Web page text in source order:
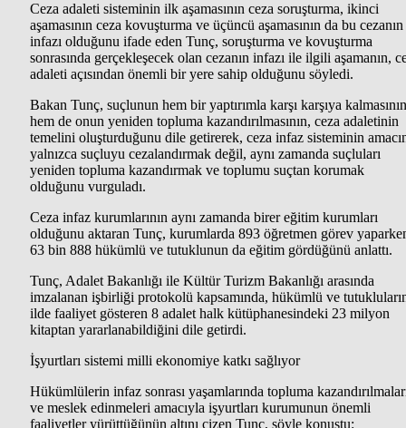
Ceza adaleti sisteminin ilk aşamasının ceza soruşturma, ikinci
aşamasının ceza kovuşturma ve üçüncü aşamasının da bu cezanın
infazı olduğunu ifade eden Tunç, soruşturma ve kovuşturma
sonrasında gerçekleşecek olan cezanın infazı ile ilgili aşamanın,
adaleti açısından önemli bir yere sahip olduğunu söyledi.
Bakan Tunç, suçlunun hem bir yaptırımla karşı karşıya kalmasının
hem de onun yeniden topluma kazandırılmasının, ceza adaletinin
temelini oluşturduğunu dile getirerek, ceza infaz sisteminin
yalnızca suçluyu cezalandırmak değil, aynı zamanda suçluları
yeniden topluma kazandırmak ve toplumu suçtan korumak
olduğunu vurguladı.
Ceza infaz kurumlarının aynı zamanda birer eğitim kurumları
olduğunu aktaran Tunç, kurumlarda 893 öğretmen görev
63 bin 888 hükümlü ve tutuklunun da eğitim gördüğünü anlattı.
Tunç, Adalet Bakanlığı ile Kültür Turizm Bakanlığı arasında
imzalanan işbirliği protokolü kapsamında, hükümlü ve
ilde faaliyet gösteren 8 adalet halk kütüphanesindeki 23 milyon
kitaptan yararlanabildiğini dile getirdi.
İşyurtları sistemi milli ekonomiye katkı sağlıyor
Hükümlülerin infaz sonrası yaşamlarında topluma
ve meslek edinmeleri amacıyla işyurtları kurumunun önemli
faaliyetler yürüttüğünün altını çizen Tunç, şöyle konuştu: